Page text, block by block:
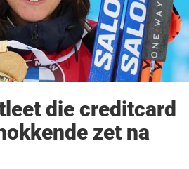
die creditcard
zet na